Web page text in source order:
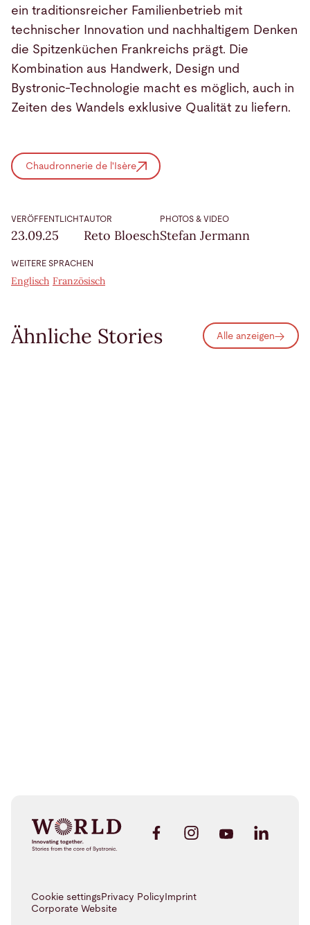
VERÖFFENTLICHT
23.09.25
AUTOR
Reto Bloesch
PHOTOS & VIDEO
Stefan Jermann
WEITERE SPRACHEN
Englisch Französisch
ein traditionsreicher Familienbetrieb mit
technischer Innovation und nachhaltigem Denken
die Spitzenküchen Frankreichs prägt. Die
Kombination aus Handwerk, Design und
Bystronic-Technologie macht es möglich, auch in
Zeiten des Wandels exklusive Qualität zu liefern.
Chaudronnerie de l'Isère
Ähnliche Stories Alle anzeigen
Cookie settings Privacy Policy Imprint
Corporate Website